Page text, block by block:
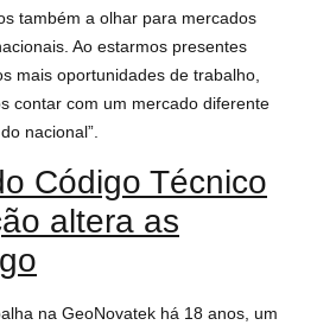
também a olhar para mercados
Ao estarmos presentes
mais oportunidades de trabalho,
contar com um mercado diferente
nacional”.
Código Técnico
altera as
na GeoNovatek há 18 anos, um